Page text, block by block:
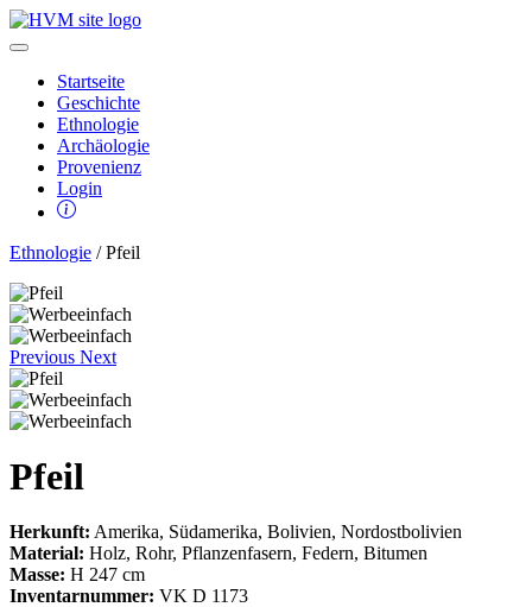
Startseite
Geschichte
Ethnologie
Archäologie
Provenienz
Login
Ethnologie / Pfeil
Previous Next
Pfeil
Herkunft: Amerika, Südamerika, Bolivien, Nordostbolivien
Material: Holz, Rohr, Pflanzenfasern, Federn, Bitumen
Masse: H 247 cm
Inventarnummer: VK D 1173